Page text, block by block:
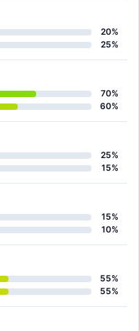
20%
25%
70%
60%
25%
15%
15%
10%
55%
55%